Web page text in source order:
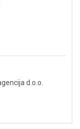
d.o.o.